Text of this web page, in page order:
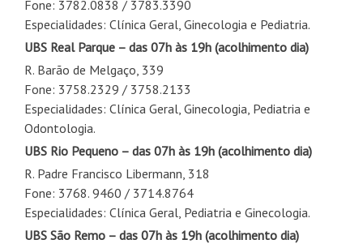
Fone: 3782.0838 / 3783.3390
Especialidades: Clínica Geral, Ginecologia e Pediatria.
UBS Real Parque – das 07h às 19h (acolhimento dia)
R. Barão de Melgaço, 339
Fone: 3758.2329 / 3758.2133
Especialidades: Clínica Geral, Ginecologia, Pediatria e
Odontologia.
UBS Rio Pequeno – das 07h às 19h (acolhimento dia)
R. Padre Francisco Libermann, 318
Fone: 3768. 9460 / 3714.8764
Especialidades: Clínica Geral, Pediatria e Ginecologia.
UBS São Remo – das 07h às 19h (acolhimento dia)